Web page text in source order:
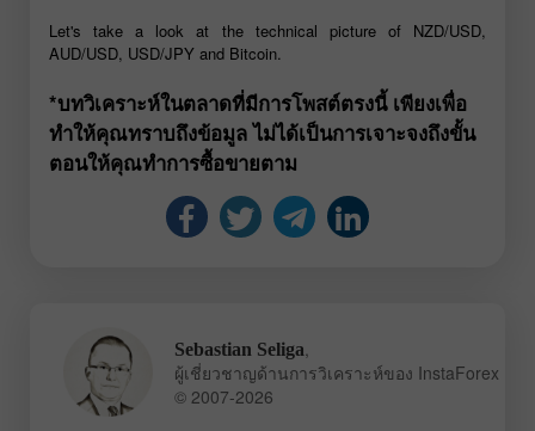
Let's take a look at the technical picture of NZD/USD,
AUD/USD, USD/JPY and Bitcoin.
*บทวิเคราะห์ในตลาดที่มีการโพสต์ตรงนี้ เพียงเพื่อ
ทำให้คุณทราบถึงข้อมูล ไม่ได้เป็นการเจาะจงถึงขั้น
ตอนให้คุณทำการซื้อขายตาม
Sebastian Seliga
ผู้เชี่ยวชาญด้านการวิเคราะห์ของ InstaForex
© 2007-2026